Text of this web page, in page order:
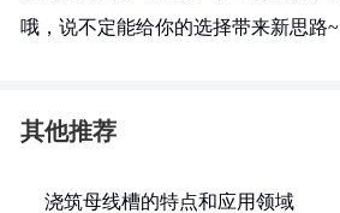
哦，说不定能给你的选择带来新思路~
其他推荐
浇筑母线槽的特点和应用领域